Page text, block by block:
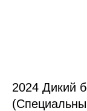
2024 Дикий